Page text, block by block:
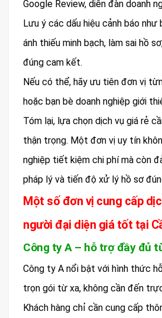
Google Review, diễn đàn doanh
Lưu ý các dấu hiệu cảnh báo như
ánh thiếu minh bạch, làm sai hồ
đúng cam kết.
Nếu có thể, hãy ưu tiên đơn vị
hoặc bạn bè doanh nghiệp giới
Tóm lại, lựa chọn dịch vụ giá rẻ
thận trọng. Một đơn vị uy tín
nghiệp tiết kiệm chi phí mà còn
pháp lý và tiến độ xử lý hồ sơ
Một số đơn vị cung cấp
người đại diện giá tốt tại
Công ty A – hỗ trợ đầy đủ
Công ty A nổi bật với hình thức
trọn gói từ xa, không cần đến
Khách hàng chỉ cần cung cấp